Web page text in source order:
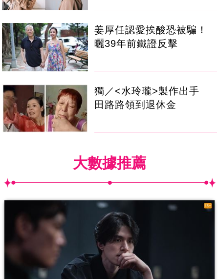
姜厚任認愛挨酸恐被騙！
曬39年前鐵證反擊
獨／<水玲瓏>製作出手
田路路領到退休金
大數據推薦